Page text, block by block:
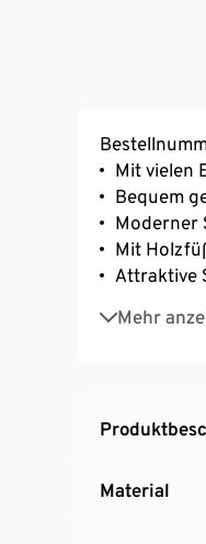
Mit vielen
Bequem
Moderner
Mit
Attraktive
Mehr
Mit
Material